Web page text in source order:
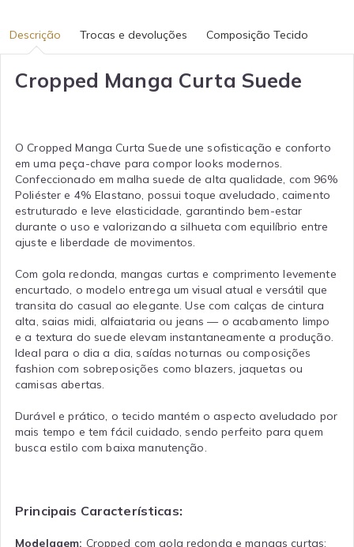
Descrição Trocas e devoluções Composição Tecido
Cropped Manga Curta Suede
O Cropped Manga Curta Suede une sofisticação e conforto
em uma peça-chave para compor looks modernos.
Confeccionado em malha suede de alta qualidade, com 96%
Poliéster e 4% Elastano, possui toque aveludado, caimento
estruturado e leve elasticidade, garantindo bem-estar
durante o uso e valorizando a silhueta com equilíbrio entre
ajuste e liberdade de movimentos.
Com gola redonda, mangas curtas e comprimento levemente
encurtado, o modelo entrega um visual atual e versátil que
transita do casual ao elegante. Use com calças de cintura
alta, saias midi, alfaiataria ou jeans — o acabamento limpo
e a textura do suede elevam instantaneamente a produção.
Ideal para o dia a dia, saídas noturnas ou composições
fashion com sobreposições como blazers, jaquetas ou
camisas abertas.
Durável e prático, o tecido mantém o aspecto aveludado por
mais tempo e tem fácil cuidado, sendo perfeito para quem
busca estilo com baixa manutenção.
Principais Características:
Modelagem: Cropped com gola redonda e mangas curtas;